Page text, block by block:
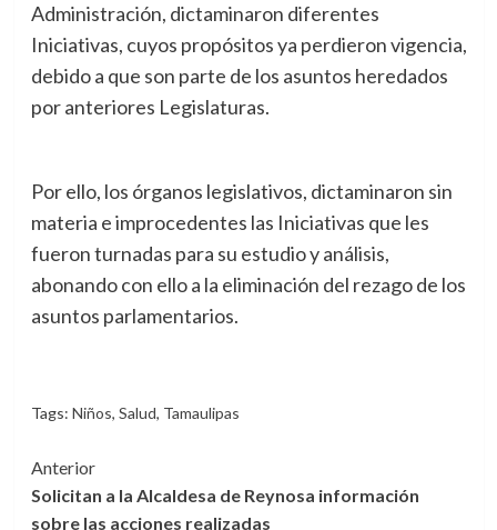
Administración, dictaminaron diferentes
Iniciativas, cuyos propósitos ya perdieron vigencia,
debido a que son parte de los asuntos heredados
por anteriores Legislaturas.
Por ello, los órganos legislativos, dictaminaron sin
materia e improcedentes las Iniciativas que les
fueron turnadas para su estudio y análisis,
abonando con ello a la eliminación del rezago de los
asuntos parlamentarios.
Tags: Niños, Salud, Tamaulipas
Navegación
de
Anterior
Solicitan a la Alcaldesa de Reynosa información
sobre las acciones realizadas